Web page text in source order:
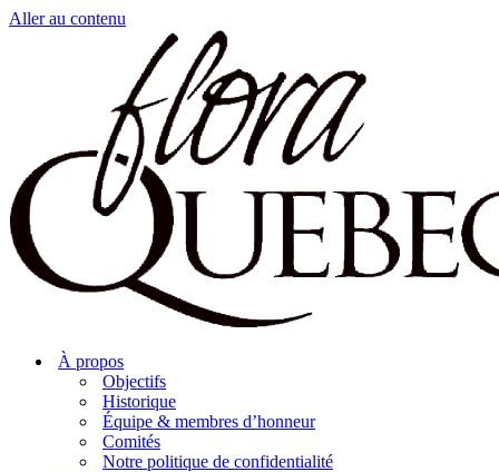
Aller au contenu
À propos
Objectifs
Historique
Équipe & membres d’honneur
Comités
Notre politique de confidentialité